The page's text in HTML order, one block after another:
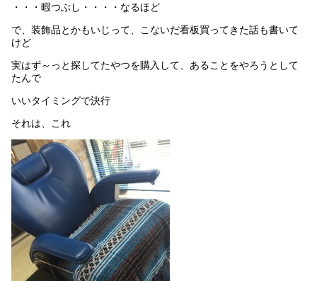
・・・暇つぶし・・・・なるほど
で、装飾品とかもいじって、こないだ看板買ってきた話も書いて
けど
実はず～っと探してたやつを購入して、あることをやろうとして
たんで
いいタイミングで決行
それは、これ